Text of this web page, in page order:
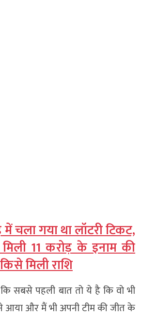
चला गया था लॉटरी टिकट,
11 करोड़ के इनाम की
मिली राशि
सबसे पहली बात तो ये है कि वो भी
आया और मैं भी अपनी टीम की जीत के